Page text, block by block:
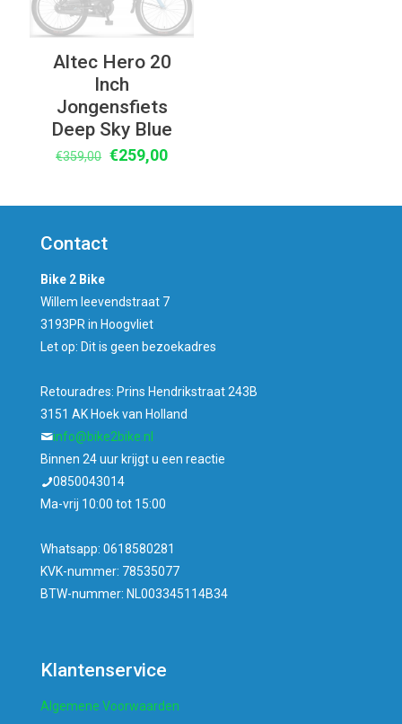
Altec Hero 20
Inch
Jongensfiets
Deep Sky Blue
€359,00 Oorspronkelijke
€259,00Huidige
Contact
Bike 2 Bike
Willem leevendstraat 7
3193PR in Hoogvliet
Let op: Dit is geen bezoekadres
Retouradres: Prins Hendrikstraat 243B
3151 AK Hoek van Holland
info@bike2bike.nl
Binnen 24 uur krijgt u een reactie
0850043014
Ma-vrij 10:00 tot 15:00
Whatsapp: 0618580281
KVK-nummer: 78535077
BTW-nummer: NL003345114B34
Klantenservice
Algemene Voorwaarden